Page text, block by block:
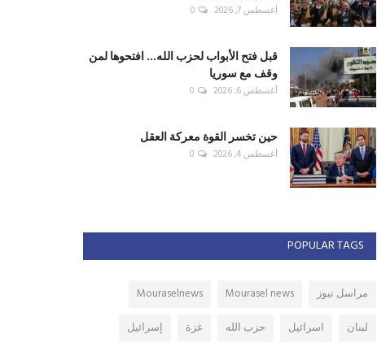
أغسطس 7, 2026 0
قبل فتح الأبواب لحزب الله... افتحوها لمن
وقف مع سوريا
أغسطس 6, 2026 0
حين تخسر القوة معركة العقل
أغسطس 4, 2026 0
POPULAR TAGS
مراسل نيوز Mourasel news
Mouraselnews
لبنان
اسرائيل حزب الله غزة
إسرائيل